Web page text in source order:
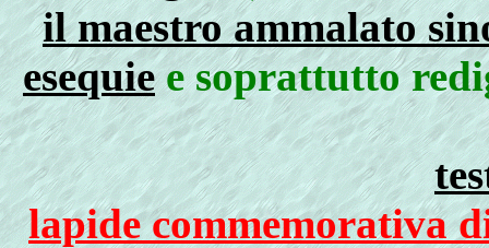
il maestro ammalato
esequiee soprattutto
lapide commemorativa